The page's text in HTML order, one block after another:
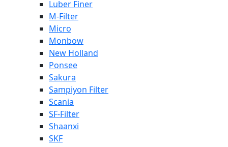
Luber Finer
M-Filter
Micro
Monbow
New Holland
Ponsee
Sakura
Sampiyon Filter
Scania
SF-Filter
Shaanxi
SKF